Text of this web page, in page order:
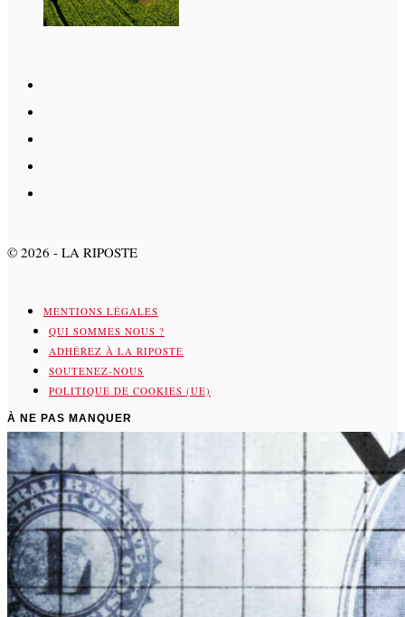
© 2026 - LA RIPOSTE
MENTIONS LÉGALES
QUI SOMMES NOUS ?
ADHÉREZ À LA RIPOSTE
SOUTENEZ-NOUS
POLITIQUE DE COOKIES (UE)
À NE PAS MANQUER